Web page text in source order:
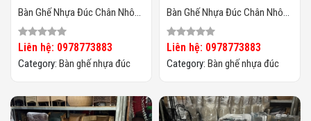
Bàn Ghế Nhựa Đúc Chân Nhôm
HTT08
Liên hệ: 0978773883
Category: Bàn ghế nhựa đúc
Bàn Ghế Nhựa Đúc Chân Nhôm
HTT07
Liên hệ: 0978773883
Category: Bàn ghế nhựa đúc